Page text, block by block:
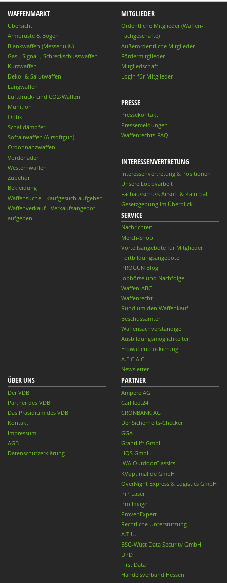
WAFFENMARKT
Übersicht
Armbrüste & Bögen
Blankwaffen (Messer u.ä.)
Gas-, Signal-, Schreckschusswaffen
Kurzwaffen
Deko- & Salutwaffen
Langwaffen
Luftdruck- und CO2-Waffen
Munition
Optik
Schalldämpfer
Softairwaffen (Airsoftgun)
Ordonnanzwaffen
Vorderlader
Westernwaffen
Zubehör
Bekleidung
Waffensuche - Kaufgesuch aufgeben
Waffenverkauf - Verkaufsangebot
aufgeben
MITGLIEDER
Ordentliche Mitglieder (Waffen-
Fachgeschäfte)
Außerordentliche Mitglieder
Fördermitglieder
Mitgliedschaft
Login für Mitglieder
PRESSE
Pressekontakt
Pressemeldungen
Waffenrechts-FAQ
INTERESSENVERTRETUNG
Interessenvertretung & Positionen
Unsere Lobbyarbeit
Fachausschuss Airsoft & Paintball
Gesetzgebung im Überblick
SERVICE
Nachrichten
Merch-Shop
Vorteilsangebote für Mitglieder
Fortbildungsangebote
PROGUN Blog
Jobbörse und Nachfolge
Waffen-ABC
Waffenrecht
Rund um den Waffenkauf
Beschussämter
Waffensachverständige
Ausbildungsmöglichkeiten
Erbwaffenblockierung
A.E.C.A.C.
Newsletter
ÜBER UNS
Der VDB
Partner des VDB
Das Präsidium des VDB
Kontakt
Impressum
AGB
Datenschutzerklärung
PARTNER
Ampere AG
CarFleet24
CRONBANK AG
Der Sicherheits-Checker
GGA
GrantLift GmbH
HQS GmbH
IWA OutdoorClassics
KVoptimal.de GmbH
OverNight Express & Logistics GmbH
PiP Laser
Pro Image
ProvenExpert
Rechtliche Unterstützung
A.T.U.
BSG-Wüst Data Security GmbH
DPD
First Data
Handelsverband Hessen